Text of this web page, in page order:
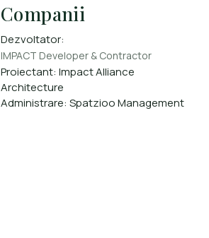
Companii
Dezvoltator:
IMPACT Developer & Contractor
Proiectant: Impact Alliance
Architecture
Administrare: Spatzioo Management